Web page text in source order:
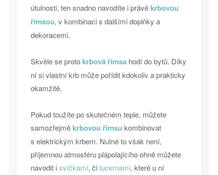
útulnosti, ten snadno navodíte i právě krbovou
římsou, v kombinaci s dalšími doplňky a
dekoracemi.
Skvěle se proto krbová římsahodí do bytů. Díky
ní si vlastní krb může pořídit kdokoliv a prakticky
okamžitě.
Pokud toužíte po skutečném teple, můžete
samozřejmě krbovou římsu kombinovat
s elektrickým krbem. Nutné to však není,
příjemnou atmosféru plápolajícího ohně můžete
navodit isvíčkami, či lucernami, které u ní